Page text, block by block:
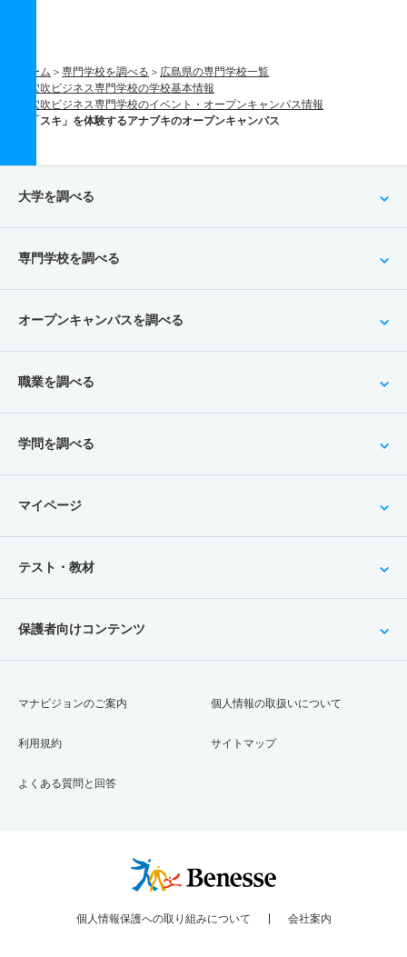
ホーム 専門学校を調べる
広島県の専門学校一覧
穴吹ビジネス専門学校の学校基本情報
穴吹ビジネス専門学校のイベント・オープンキャンパス情報
「スキ」を体験するアナブキのオープンキャンパス
大学を調べる
専門学校を調べる
オープンキャンパスを調べる
職業を調べる
学問を調べる
マイページ
テスト・教材
保護者向けコンテンツ
マナビジョンのご案内
利用規約
よくある質問と回答
個人情報の取扱いについて
サイトマップ
個人情報保護への取り組みについて 会社案内